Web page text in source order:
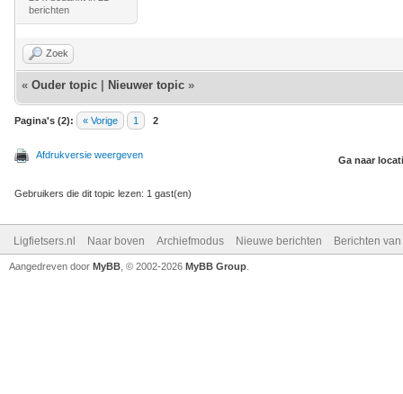
berichten
Zoek
« Ouder topic Nieuwer topic »
Pagina's (2): « Vorige 1 2
Afdrukversie weergeven Ga naar
Gebruikers die dit topic lezen: 1 gast(en)
Ligfietsers.nl Naar boven Archiefmodus Nieuwe berichten Berichten
Aangedreven door MyBB , © 2002-2026 MyBB Group